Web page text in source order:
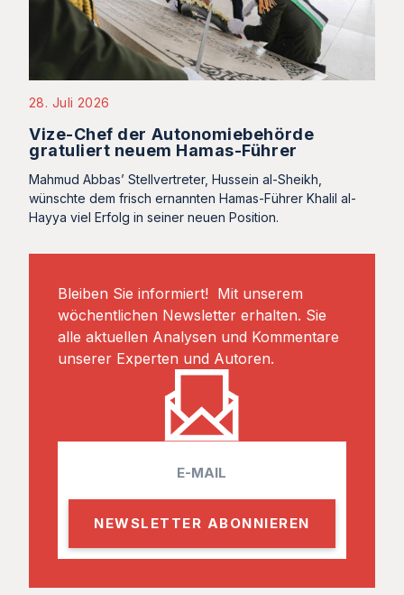
28. Juli 2026
Vize-Chef der Autonomiebehörde
gratuliert neuem Hamas-Führer
Mahmud Abbas’ Stellvertreter, Hussein al-Sheikh,
wünschte dem frisch ernannten Hamas-Führer Khalil al-
Hayya viel Erfolg in seiner neuen Position.
Bleiben Sie informiert! Mit unserem
wöchentlichen Newsletter erhalten. Sie
alle aktuellen Analysen und Kommentare
unserer Experten und Autoren.
l